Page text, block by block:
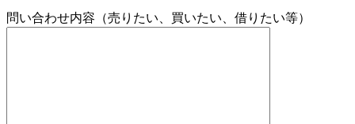
問い合わせ内容（売りたい、買いたい、借りたい等）